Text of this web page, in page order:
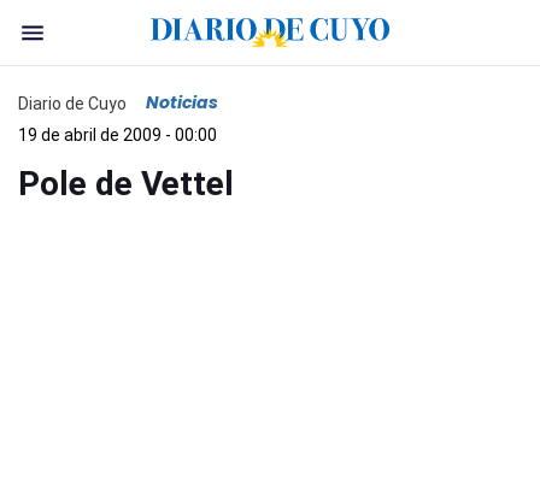
Diario de Cuyo Noticias
19 de abril de 2009 - 00:00
Pole de Vettel